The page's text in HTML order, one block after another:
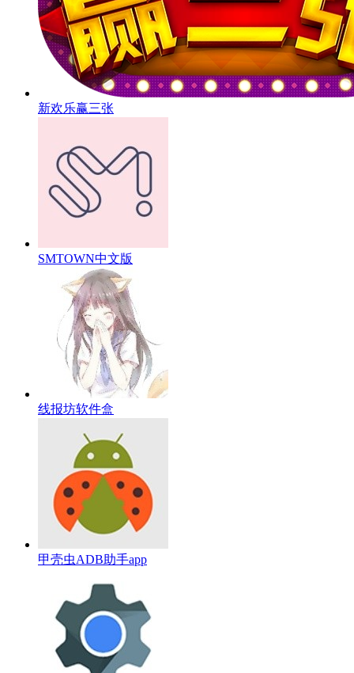
新欢乐赢三张
SMTOWN中文版
线报坊软件盒
甲壳虫ADB助手app